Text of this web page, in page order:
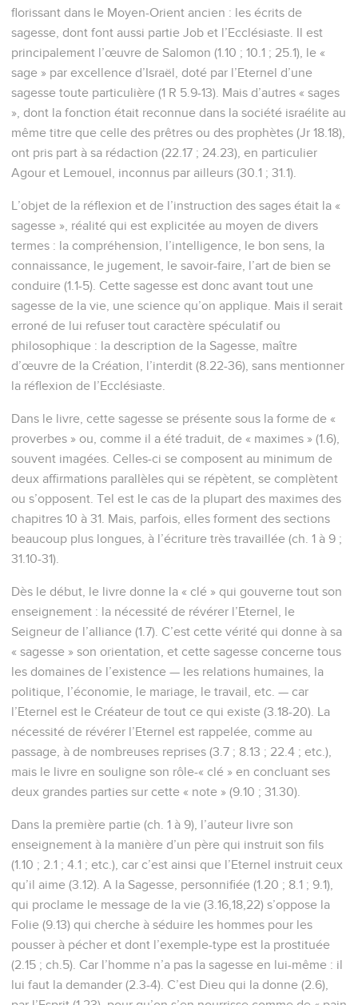
florissant dans le Moyen-Orient ancien : les écrits de
sagesse, dont font aussi partie Job et l’Ecclésiaste. Il est
principalement l’œuvre de Salomon (1.10 ; 10.1 ; 25.1), le «
sage » par excellence d’Israël, doté par l’Eternel d’une
sagesse toute particulière (1 R 5.9-13). Mais d’autres « sages
», dont la fonction était reconnue dans la société israélite au
même titre que celle des prêtres ou des prophètes (Jr 18.18),
ont pris part à sa rédaction (22.17 ; 24.23), en particulier
Agour et Lemouel, inconnus par ailleurs (30.1 ; 31.1).
L’objet de la réflexion et de l’instruction des sages était la «
sagesse », réalité qui est explicitée au moyen de divers
termes : la compréhension, l’intelligence, le bon sens, la
connaissance, le jugement, le savoir-faire, l’art de bien se
conduire (1.1-5). Cette sagesse est donc avant tout une
sagesse de la vie, une science qu’on applique. Mais il serait
erroné de lui refuser tout caractère spéculatif ou
philosophique : la description de la Sagesse, maître
d’œuvre de la Création, l’interdit (8.22-36), sans mentionner
la réflexion de l’Ecclésiaste.
Dans le livre, cette sagesse se présente sous la forme de «
proverbes » ou, comme il a été traduit, de « maximes » (1.6),
souvent imagées. Celles-ci se composent au minimum de
deux affirmations parallèles qui se répètent, se complètent
ou s’opposent. Tel est le cas de la plupart des maximes des
chapitres 10 à 31. Mais, parfois, elles forment des sections
beaucoup plus longues, à l’écriture très travaillée (ch. 1 à 9 ;
31.10-31).
Dès le début, le livre donne la « clé » qui gouverne tout son
enseignement : la nécessité de révérer l’Eternel, le
Seigneur de l’alliance (1.7). C’est cette vérité qui donne à sa
« sagesse » son orientation, et cette sagesse concerne tous
les domaines de l’existence — les relations humaines, la
politique, l’économie, le mariage, le travail, etc. — car
l’Eternel est le Créateur de tout ce qui existe (3.18-20). La
nécessité de révérer l’Eternel est rappelée, comme au
passage, à de nombreuses reprises (3.7 ; 8.13 ; 22.4 ; etc.),
mais le livre en souligne son rôle-« clé » en concluant ses
deux grandes parties sur cette « note » (9.10 ; 31.30).
Dans la première partie (ch. 1 à 9), l’auteur livre son
enseignement à la manière d’un père qui instruit son fils
(1.10 ; 2.1 ; 4.1 ; etc.), car c’est ainsi que l’Eternel instruit ceux
qu’il aime (3.12). A la Sagesse, personnifiée (1.20 ; 8.1 ; 9.1),
qui proclame le message de la vie (3.16,18,22) s’oppose la
Folie (9.13) qui cherche à séduire les hommes pour les
pousser à pécher et dont l’exemple-type est la prostituée
(2.15 ; ch.5). Car l’homme n’a pas la sagesse en lui-même : il
lui faut la demander (2.3-4). C’est Dieu qui la donne (2.6),